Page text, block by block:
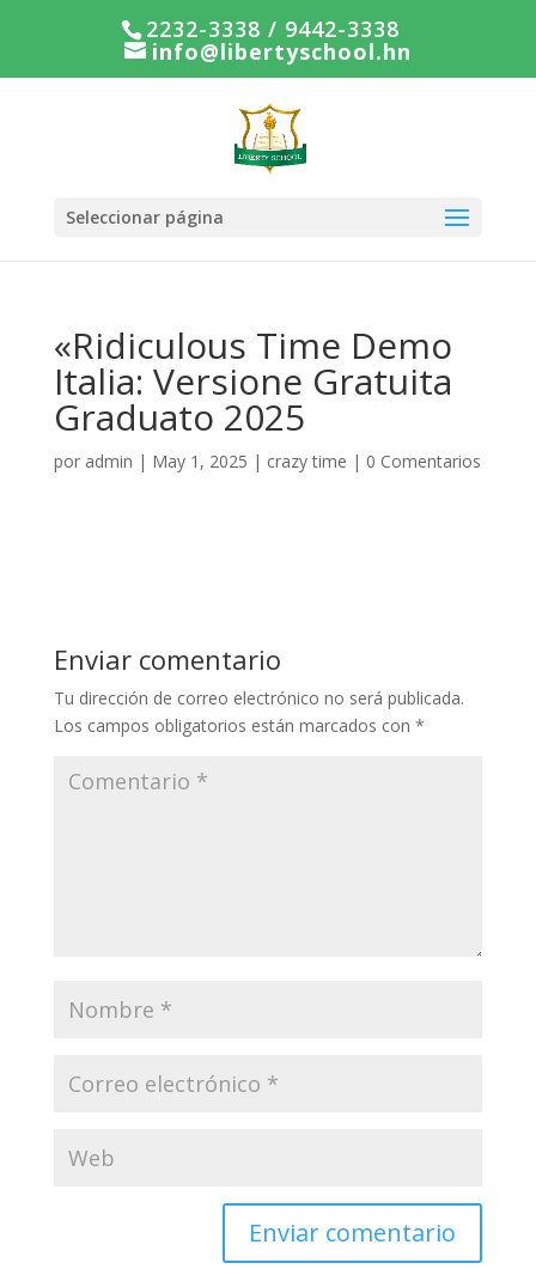
2232-3338 / 9442-3338
info@libertyschool.hn
Seleccionar página
«Ridiculous Time Demo
Italia: Versione Gratuita
Graduato 2025
por admin | May 1, 2025 | crazy time | 0 Comentarios
Enviar comentario
Tu dirección de correo electrónico no será publicada.
Los campos obligatorios están marcados con *